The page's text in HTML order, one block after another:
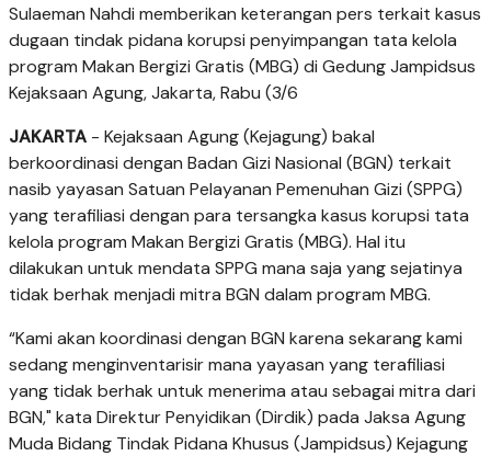
Sulaeman Nahdi memberikan keterangan pers terkait kasus
dugaan tindak pidana korupsi penyimpangan tata kelola
program Makan Bergizi Gratis (MBG) di Gedung Jampidsus
Kejaksaan Agung, Jakarta, Rabu (3/6
JAKARTA - Kejaksaan Agung (Kejagung) bakal
berkoordinasi dengan Badan Gizi Nasional (BGN) terkait
nasib yayasan Satuan Pelayanan Pemenuhan Gizi (SPPG)
yang terafiliasi dengan para tersangka kasus korupsi tata
kelola program Makan Bergizi Gratis (MBG). Hal itu
dilakukan untuk mendata SPPG mana saja yang sejatinya
tidak berhak menjadi mitra BGN dalam program MBG.
“Kami akan koordinasi dengan BGN karena sekarang kami
sedang menginventarisir mana yayasan yang terafiliasi
yang tidak berhak untuk menerima atau sebagai mitra dari
BGN," kata Direktur Penyidikan (Dirdik) pada Jaksa Agung
Muda Bidang Tindak Pidana Khusus (Jampidsus) Kejagung